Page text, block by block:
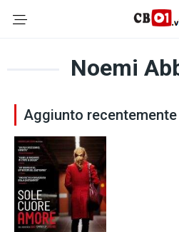
Noemi
Aggiunto recentemente